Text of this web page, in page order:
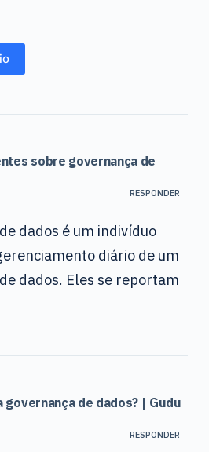
sobre governança de
RESPONDER
dados é um indivíduo
diário de um
dados. Eles se reportam
governança de dados? | Gudu
RESPONDER